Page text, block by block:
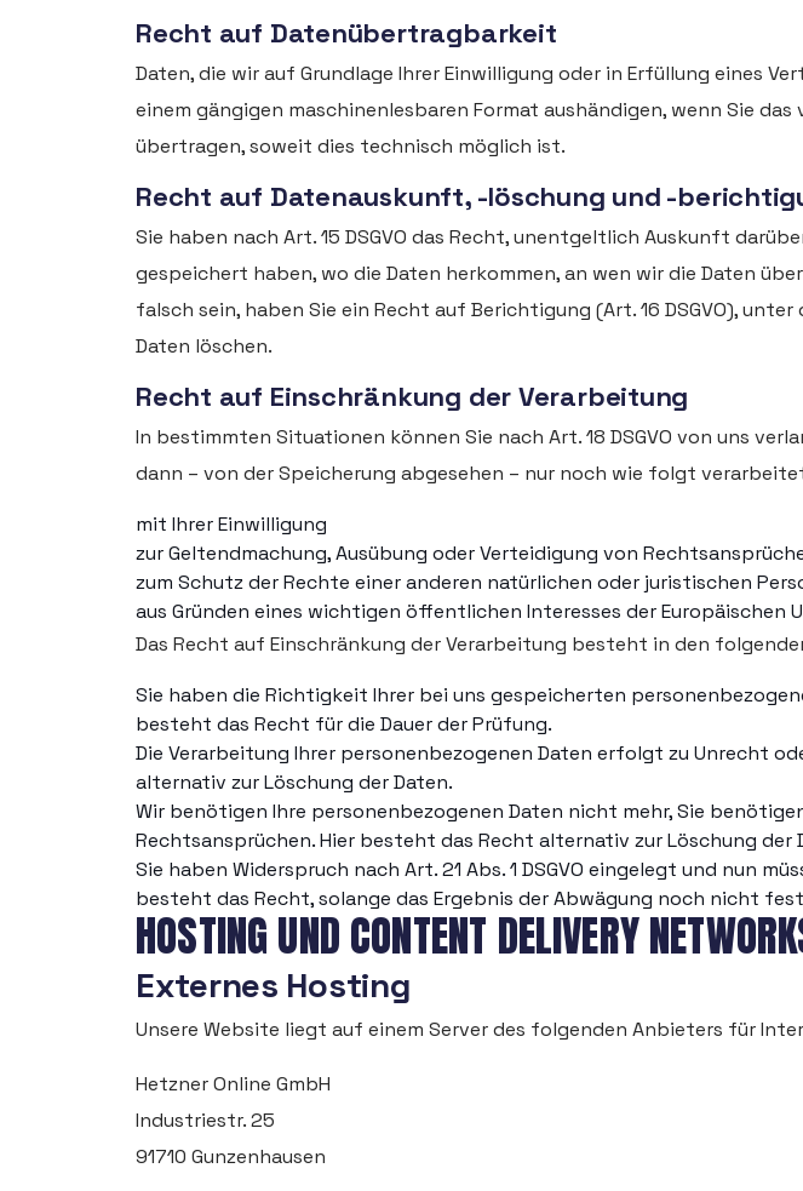
Recht auf Datenübertragbarkeit
Daten, die wir auf Grundlage Ihrer Einwilligung oder in Erfüllung eines
einem gängigen maschinenlesbaren Format aushändigen, wenn Sie
übertragen, soweit dies technisch möglich ist.
Recht auf Datenauskunft, -löschung und -
Sie haben nach Art. 15 DSGVO das Recht, unentgeltlich Auskunft
gespeichert haben, wo die Daten herkommen, an wen wir die Daten
falsch sein, haben Sie ein Recht auf Berichtigung (Art. 16 DSGVO),
Daten löschen.
Recht auf Einschränkung der Verarbeitung
In bestimmten Situationen können Sie nach Art. 18 DSGVO von uns
dann – von der Speicherung abgesehen – nur noch wie folgt
mit Ihrer Einwilligung
zur Geltendmachung, Ausübung oder Verteidigung von
zum Schutz der Rechte einer anderen natürlichen oder juristischen
aus Gründen eines wichtigen öffentlichen Interesses der Europäischen
Das Recht auf Einschränkung der Verarbeitung besteht in den
Sie haben die Richtigkeit Ihrer bei uns gespeicherten
besteht das Recht für die Dauer der Prüfung.
Die Verarbeitung Ihrer personenbezogenen Daten erfolgt zu Unrecht
alternativ zur Löschung der Daten.
Wir benötigen Ihre personenbezogenen Daten nicht mehr, Sie
Rechtsansprüchen. Hier besteht das Recht alternativ zur Löschung der
Sie haben Widerspruch nach Art. 21 Abs. 1 DSGVO eingelegt und nun
besteht das Recht, solange das Ergebnis der Abwägung noch nicht
HOSTING UND CONTENT DELIVERY
Externes Hosting
Unsere Website liegt auf einem Server des folgenden Anbieters für
Hetzner Online GmbH
Industriestr. 25
91710 Gunzenhausen